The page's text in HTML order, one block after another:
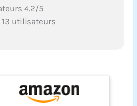
4.2/5
13 utilisateurs